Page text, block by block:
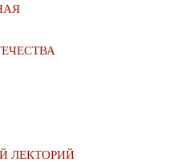
ЛЕКТОРИЙ